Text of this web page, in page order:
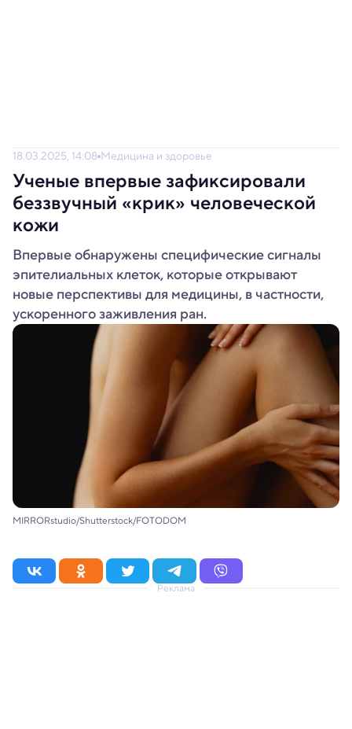
18.03.2025, 14:08 Медицина и здоровье
Ученые впервые зафиксировали
беззвучный «крик» человеческой
кожи
Впервые обнаружены специфические сигналы
эпителиальных клеток, которые открывают
новые перспективы для медицины, в частности,
ускоренного заживления ран.
MIRRORstudio/Shutterstock/FOTODOM
Реклама